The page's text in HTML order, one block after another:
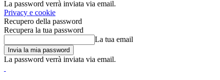
La password verrà inviata via email.
Privacy e cookie
Recupero della password
Recupera la tua password
La tua email
La password verrà inviata via email.